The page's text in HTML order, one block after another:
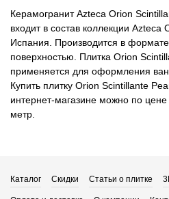
Керамогранит Azteca Orion
входит в состав коллекции Azteca
Испания. Производится в
поверхностью. Плитка Orion
применяется для оформления
Купить плитку Orion Scintillante
интернет-магазине можно по
метр.
Каталог Скидки Статьи о плитке